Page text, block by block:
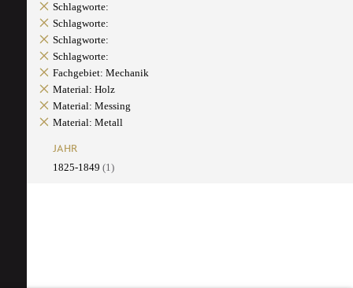
Schlagworte:
Schlagworte:
Schlagworte:
Schlagworte:
Fachgebiet: Mechanik
Material: Holz
Material: Messing
Material: Metall
JAHR
1825-1849 (1)